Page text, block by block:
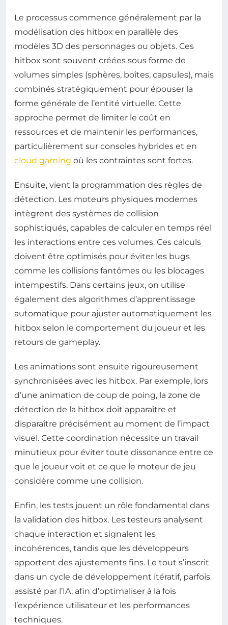
Le processus commence généralement par la
modélisation des hitbox en parallèle des
modèles 3D des personnages ou objets. Ces
hitbox sont souvent créées sous forme de
volumes simples (sphères, boîtes, capsules), mais
combinés stratégiquement pour épouser la
forme générale de l’entité virtuelle. Cette
approche permet de limiter le coût en
ressources et de maintenir les performances,
particulièrement sur consoles hybrides et en
cloud gaming où les contraintes sont fortes.
Ensuite, vient la programmation des règles de
détection. Les moteurs physiques modernes
intègrent des systèmes de collision
sophistiqués, capables de calculer en temps réel
les interactions entre ces volumes. Ces calculs
doivent être optimisés pour éviter les bugs
comme les collisions fantômes ou les blocages
intempestifs. Dans certains jeux, on utilise
également des algorithmes d’apprentissage
automatique pour ajuster automatiquement les
hitbox selon le comportement du joueur et les
retours de gameplay.
Les animations sont ensuite rigoureusement
synchronisées avec les hitbox. Par exemple, lors
d’une animation de coup de poing, la zone de
détection de la hitbox doit apparaître et
disparaître précisément au moment de l’impact
visuel. Cette coordination nécessite un travail
minutieux pour éviter toute dissonance entre ce
que le joueur voit et ce que le moteur de jeu
considère comme une collision.
Enfin, les tests jouent un rôle fondamental dans
la validation des hitbox. Les testeurs analysent
chaque interaction et signalent les
incohérences, tandis que les développeurs
apportent des ajustements fins. Le tout s’inscrit
dans un cycle de développement itératif, parfois
assisté par l’IA, afin d’optimaliser à la fois
l’expérience utilisateur et les performances
techniques.